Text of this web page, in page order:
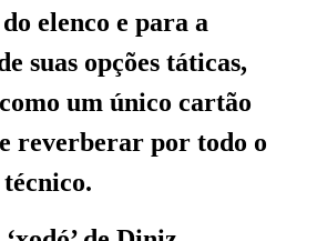
elenco e para a
suas opções táticas,
um único cartão
reverberar por todo o